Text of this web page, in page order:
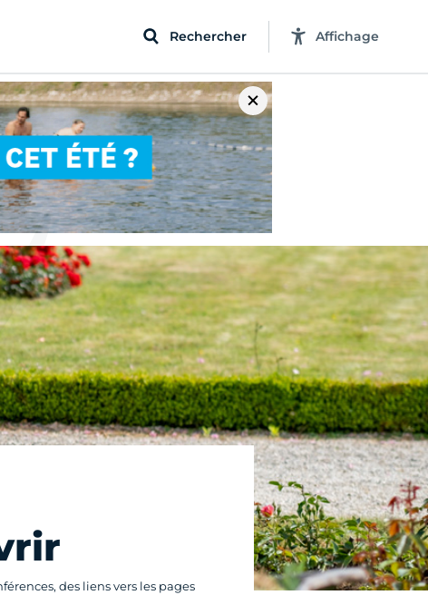
Rechercher Affichage
des liens vers les pages